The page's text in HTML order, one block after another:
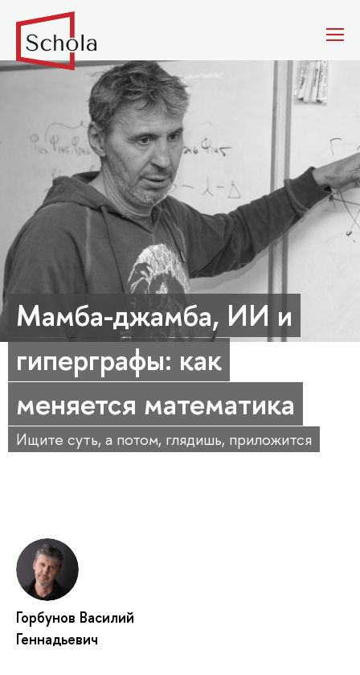
Мамба-джамба, ИИ и
гиперграфы: как
меняется математика
Ищите суть, а потом, глядишь, приложится
Горбунов Василий
Геннадьевич